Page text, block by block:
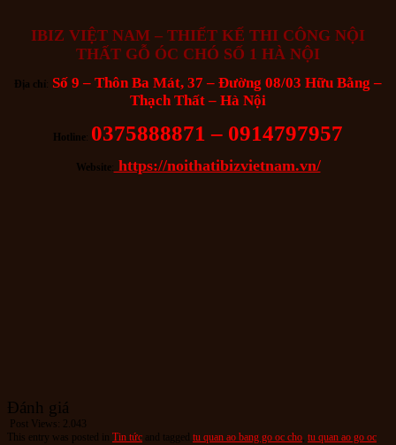
IBIZ VIỆT NAM – THIẾT KẾ THI CÔNG NỘI
THẤT GỖ ÓC CHÓ SỐ 1 HÀ NỘI
Địa chỉ: Số 9 – Thôn Ba Mát, 37 – Đường 08/03 Hữu Bằng –
Thạch Thất – Hà Nội
Hotline: 0375888871 – 0914797957
Website: https://noithatibizvietnam.vn/
Đánh giá
Post Views: 2.043
This entry was posted in Tin tức and tagged tu quan ao bang go oc cho, tu quan ao go oc